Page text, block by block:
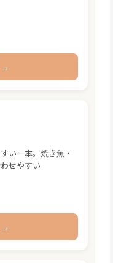
→
い一本。焼き魚・
せやすい
→